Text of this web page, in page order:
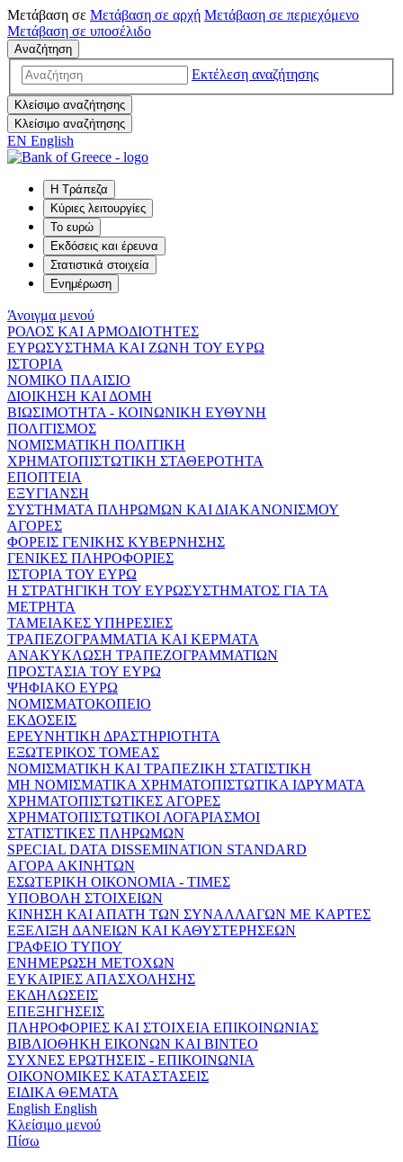
Μετάβαση σε Μετάβαση σε αρχή Μετάβαση σε περιεχόμενο
Μετάβαση σε υποσέλιδο
Αναζήτηση
Εκτέλεση αναζήτησης
Κλείσιμο αναζήτησης
Κλείσιμο αναζήτησης
EN English
Η Τράπεζα
Κύριες λειτουργίες
Το ευρώ
Εκδόσεις και έρευνα
Στατιστικά στοιχεία
Ενημέρωση
Άνοιγμα μενού
ΡΟΛΟΣ ΚΑΙ ΑΡΜΟΔΙΟΤΗΤΕΣ
ΕΥΡΩΣΥΣΤΗΜΑ ΚΑΙ ΖΩΝΗ ΤΟΥ ΕΥΡΩ
ΙΣΤΟΡΙΑ
ΝΟΜΙΚΟ ΠΛΑΙΣΙΟ
ΔΙΟΙΚΗΣΗ ΚΑΙ ΔΟΜΗ
ΒΙΩΣΙΜΟΤΗΤΑ - ΚΟΙΝΩΝΙΚΗ ΕΥΘΥΝΗ
ΠΟΛΙΤΙΣΜΟΣ
ΝΟΜΙΣΜΑΤΙΚΗ ΠΟΛΙΤΙΚΗ
ΧΡΗΜΑΤΟΠΙΣΤΩΤΙΚΗ ΣΤΑΘΕΡΟΤΗΤΑ
ΕΠΟΠΤΕΙΑ
ΕΞΥΓΙΑΝΣΗ
ΣΥΣΤΗΜΑΤΑ ΠΛΗΡΩΜΩΝ ΚΑΙ ΔΙΑΚΑΝΟΝΙΣΜΟΥ
ΑΓΟΡΕΣ
ΦΟΡΕΙΣ ΓΕΝΙΚΗΣ ΚΥΒΕΡΝΗΣΗΣ
ΓΕΝΙΚΕΣ ΠΛΗΡΟΦΟΡΙΕΣ
ΙΣΤΟΡΙΑ ΤΟΥ ΕΥΡΩ
Η ΣΤΡΑΤΗΓΙΚΗ ΤΟΥ ΕΥΡΩΣΥΣΤΗΜΑΤΟΣ ΓΙΑ ΤΑ
ΜΕΤΡΗΤΑ
ΤΑΜΕΙΑΚΕΣ ΥΠΗΡΕΣΙΕΣ
ΤΡΑΠΕΖΟΓΡΑΜΜΑΤΙΑ ΚΑΙ ΚΕΡΜΑΤΑ
ΑΝΑΚΥΚΛΩΣΗ ΤΡΑΠΕΖΟΓΡΑΜΜΑΤΙΩΝ
ΠΡΟΣΤΑΣΙΑ ΤΟΥ ΕΥΡΩ
ΨΗΦΙΑΚΟ ΕΥΡΩ
ΝΟΜΙΣΜΑΤΟΚΟΠΕΙΟ
ΕΚΔΟΣΕΙΣ
ΕΡΕΥΝΗΤΙΚΗ ΔΡΑΣΤΗΡΙΟΤΗΤΑ
ΕΞΩΤΕΡΙΚΟΣ ΤΟΜΕΑΣ
ΝΟΜΙΣΜΑΤΙΚΗ ΚΑΙ ΤΡΑΠΕΖΙΚΗ ΣΤΑΤΙΣΤΙΚΗ
ΜΗ ΝΟΜΙΣΜΑΤΙΚΑ ΧΡΗΜΑΤΟΠΙΣΤΩΤΙΚΑ ΙΔΡΥΜΑΤΑ
ΧΡΗΜΑΤΟΠΙΣΤΩΤΙΚΕΣ ΑΓΟΡΕΣ
ΧΡΗΜΑΤΟΠΙΣΤΩΤΙΚΟΙ ΛΟΓΑΡΙΑΣΜΟΙ
ΣΤΑΤΙΣΤΙΚΕΣ ΠΛΗΡΩΜΩΝ
SPECIAL DATA DISSEMINATION STANDARD
ΑΓΟΡΑ ΑΚΙΝΗΤΩΝ
ΕΣΩΤΕΡΙΚΗ ΟΙΚΟΝΟΜΙΑ - ΤΙΜΕΣ
ΥΠΟΒΟΛΗ ΣΤΟΙΧΕΙΩΝ
ΚΙΝΗΣΗ ΚΑΙ ΑΠΑΤΗ ΤΩΝ ΣΥΝΑΛΛΑΓΩΝ ΜΕ ΚΑΡΤΕΣ
ΕΞΕΛΙΞΗ ΔΑΝΕΙΩΝ ΚΑΙ ΚΑΘΥΣΤΕΡΗΣΕΩΝ
ΓΡΑΦΕΙΟ ΤΥΠΟΥ
ΕΝΗΜΕΡΩΣΗ ΜΕΤΟΧΩΝ
ΕΥΚΑΙΡΙΕΣ ΑΠΑΣΧΟΛΗΣΗΣ
ΕΚΔΗΛΩΣΕΙΣ
ΕΠΕΞΗΓΗΣΕΙΣ
ΠΛΗΡΟΦΟΡΙΕΣ ΚΑΙ ΣΤΟΙΧΕΙΑ ΕΠΙΚΟΙΝΩΝΙΑΣ
ΒΙΒΛΙΟΘΗΚΗ ΕΙΚΟΝΩΝ ΚΑΙ ΒΙΝΤΕΟ
ΣΥΧΝΕΣ ΕΡΩΤΗΣΕΙΣ - ΕΠΙΚΟΙΝΩΝΙΑ
ΟΙΚΟΝΟΜΙΚΕΣ ΚΑΤΑΣΤΑΣΕΙΣ
ΕΙΔΙΚΑ ΘΕΜΑΤΑ
English English
Κλείσιμο μενού
Πίσω